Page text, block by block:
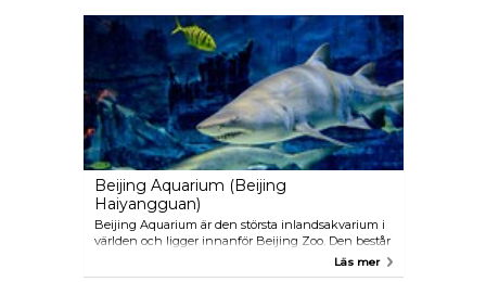
trångt på helgerna.
Beijing Aquarium (Beijing
Haiyangguan)
Beijing Aquarium är den största inlandsakvarium i
världen och ligger innanför Beijing Zoo. Den består
av sju hallar med 1000:tals marina arter. Här
presenterar man även utrotningshotade varelser
Läs mer